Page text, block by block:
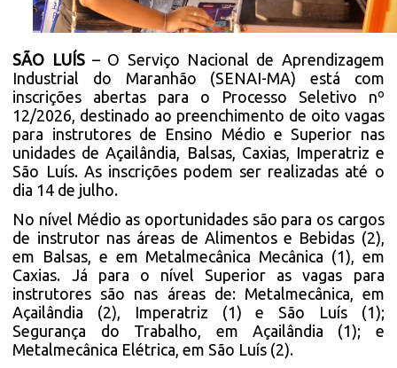
SÃO LUÍS– O Serviço Nacional de Aprendizagem
Industrial do Maranhão (SENAI-MA) está com
inscrições abertas para o Processo Seletivo nº
12/2026, destinado ao preenchimento de oito vagas
para instrutores de Ensino Médio e Superior nas
unidades de Açailândia, Balsas, Caxias, Imperatriz e
São Luís. As inscrições podem ser realizadas até o
dia 14 de julho.
No nível Médio as oportunidades são para os cargos
de instrutor nas áreas de Alimentos e Bebidas (2),
em Balsas, e em Metalmecânica Mecânica (1), em
Caxias. Já para o nível Superior as vagas para
instrutores são nas áreas de: Metalmecânica, em
Açailândia (2), Imperatriz (1) e São Luís (1);
Segurança do Trabalho, em Açailândia (1); e
Metalmecânica Elétrica, em São Luís (2).